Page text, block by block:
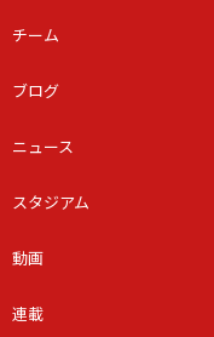
チーム
ブログ
ニュース
スタジアム
動画
連載